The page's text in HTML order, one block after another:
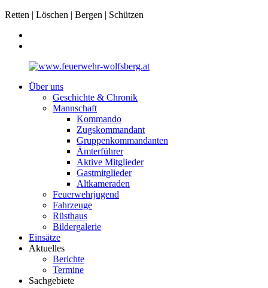
Retten | Löschen | Bergen | Schützen
Über uns
Geschichte & Chronik
Mannschaft
Kommando
Zugskommandant
Gruppenkommandanten
Ämterführer
Aktive Mitglieder
Gastmitglieder
Altkameraden
Feuerwehrjugend
Fahrzeuge
Rüsthaus
Bildergalerie
Einsätze
Aktuelles
Berichte
Termine
Sachgebiete